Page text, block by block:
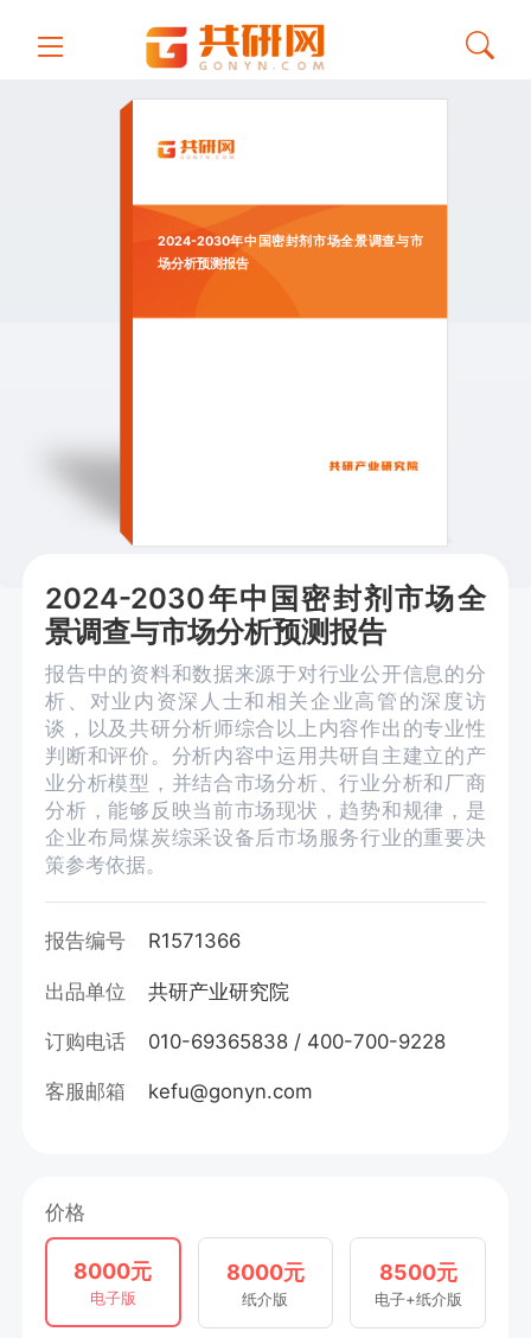
2024-2030年中国密封剂市场全景调查与市
场分析预测报告
2024-2030年中国密封剂市场全
景调查与市场分析预测报告
报告中的资料和数据来源于对行业公开信息的分
析、对业内资深人士和相关企业高管的深度访
谈，以及共研分析师综合以上内容作出的专业性
判断和评价。分析内容中运用共研自主建立的产
业分析模型，并结合市场分析、行业分析和厂商
分析，能够反映当前市场现状，趋势和规律，是
企业布局煤炭综采设备后市场服务行业的重要决
策参考依据。
报告编号 R1571366
出品单位 共研产业研究院
订购电话 010-69365838 / 400-700-9228
客服邮箱 kefu@gonyn.com
价格
8000元
电子版
8000元
纸介版
8500元
电子+纸介版